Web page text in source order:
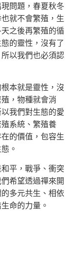
問題，春夏秋冬
就不會繁殖，生
之後再繁殖的循
的靈性，沒有了
以我們也必須認
本就是靈性，沒
，物種就會消
我們對生態的愛
系統、繁殖養
的價值，包容生
。
平，戰爭、衝突
希望透過禪來開
多元共生、相依
命的力量。